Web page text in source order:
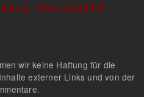
- Download PDF
wir keine Haftung für die
externer Links und von der